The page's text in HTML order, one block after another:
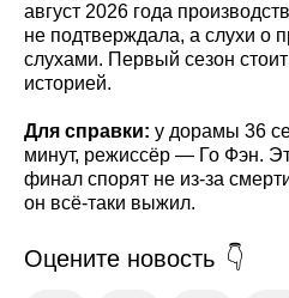
август 2026 года
не подтверждала, а слухи о
слухами. Первый сезон стоит
историей.
Для справки: у дорамы 36
минут, режиссёр — Го Фэн.
финал спорят не из-за
он всё-таки выжил.
Оцените новость